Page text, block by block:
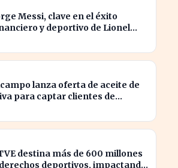
Messi, clave en el éxito
y deportivo de Lionel
lanza oferta de aceite de
para captar clientes de
destina más de 600 millones
deportivos, impactando